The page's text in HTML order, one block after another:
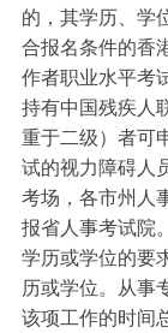
的，其学历、学
合报名条件的香
作者职业水平考
持有中国残疾人
重于二级）者可
试的视力障碍人
考场，各市州人
报省人事考试院。
学历或学位的要
历或学位。从事
该项工作的时间